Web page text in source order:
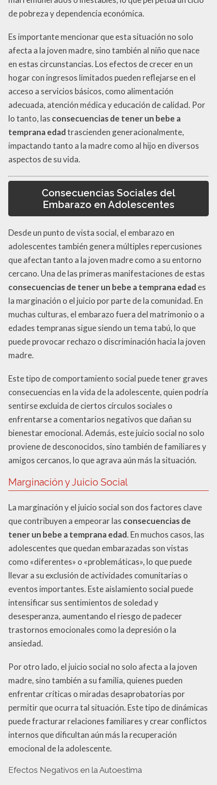
de pobreza y dependencia económica.
Es importante mencionar que esta situación no solo
afecta a la joven madre, sino también al niño que nace
en estas circunstancias. Los efectos de crecer en un
hogar con ingresos limitados pueden reflejarse en el
acceso a servicios básicos, como alimentación
adecuada, atención médica y educación de calidad. Por
lo tanto, las consecuencias de tener un bebe a
temprana edadtrascienden generacionalmente,
impactando tanto a la madre como al hijo en diversos
aspectos de su vida.
Consecuencias Sociales del
Embarazo en Adolescentes
Desde un punto de vista social, el embarazo en
adolescentes también genera múltiples repercusiones
que afectan tanto a la joven madre como a su entorno
cercano. Una de las primeras manifestaciones de estas
consecuencias de tener un bebe a temprana edad es
la marginación o el juicio por parte de la comunidad. En
muchas culturas, el embarazo fuera del matrimonio o a
edades tempranas sigue siendo un tema tabú, lo que
puede provocar rechazo o discriminación hacia la joven
madre.
Este tipo de comportamiento social puede tener graves
consecuencias en la vida de la adolescente, quien podría
sentirse excluida de ciertos círculos sociales o
enfrentarse a comentarios negativos que dañan su
bienestar emocional. Además, este juicio social no solo
proviene de desconocidos, sino también de familiares y
amigos cercanos, lo que agrava aún más la situación.
Marginación y Juicio Social
La marginación y el juicio social son dos factores clave
que contribuyen a empeorar las consecuencias de
tener un bebe a temprana edad. En muchos casos, las
adolescentes que quedan embarazadas son vistas
como «diferentes» o «problemáticas», lo que puede
llevar a su exclusión de actividades comunitarias o
eventos importantes. Este aislamiento social puede
intensificar sus sentimientos de soledad y
desesperanza, aumentando el riesgo de padecer
trastornos emocionales como la depresión o la
ansiedad.
Por otro lado, el juicio social no solo afecta a la joven
madre, sino también a su familia, quienes pueden
enfrentar críticas o miradas desaprobatorias por
permitir que ocurra tal situación. Este tipo de dinámicas
puede fracturar relaciones familiares y crear conflictos
internos que dificultan aún más la recuperación
emocional de la adolescente.
Efectos Negativos en la Autoestima